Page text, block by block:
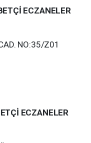
ECZANELER
NO:35/Z01
ECZANELER